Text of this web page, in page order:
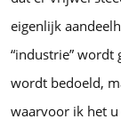
eigenlijk
“industrie” wordt
wordt bedoeld,
waarvoor ik het